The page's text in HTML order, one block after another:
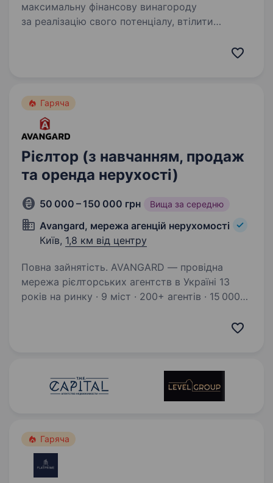
максимальну фінансову винагороду
за реалізацію свого потенціалу, втілити
Гаряча
Рієлтор (з навчанням, продаж
та оренда нерухості)
50 000 – 150 000 грн Вища за середню
Avangard, мережа агенцій нерухомості
Київ, 1,8 км від центру
Повна зайнятість. AVANGARD — провідна
мережа рієлторських агентств в Україні 13
років на ринку · 9 міст · 200+ агентів · 15 000+
Гаряча